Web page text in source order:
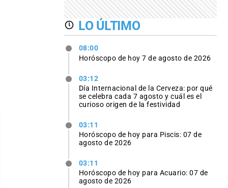
LO ÚLTIMO
08:00
Horóscopo de hoy 7 de agosto de 2026
03:12
Día Internacional de la Cerveza: por qué
se celebra cada 7 agosto y cuál es el
curioso origen de la festividad
03:11
Horóscopo de hoy para Piscis: 07 de
agosto de 2026
03:11
Horóscopo de hoy para Acuario: 07 de
agosto de 2026